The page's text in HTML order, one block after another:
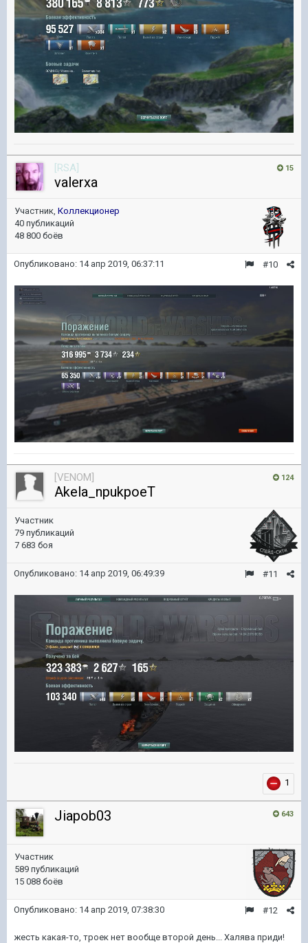
15
[RSA]
valerxa
Участник, Коллекционер
40 публикаций
48 800 боёв
#10
Опубликовано: 14 апр 2019, 06:37:11
124
[VENOM]
Akela_npukpoeT
Участник
79 публикаций
7 683 боя
#11
Опубликовано: 14 апр 2019, 06:49:39
1
643
Jiapob03
Участник
589 публикаций
15 088 боёв
#12
Опубликовано: 14 апр 2019, 07:38:30
жесть какая-то, троек нет вообще второй день... Халява приди!